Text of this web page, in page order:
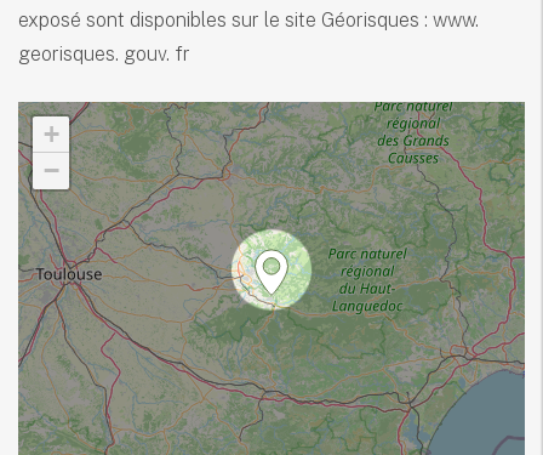
+
−
exposé sont disponibles sur le site Géorisques : www.
georisques. gouv. fr